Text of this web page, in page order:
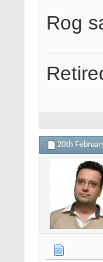
Rog
20th